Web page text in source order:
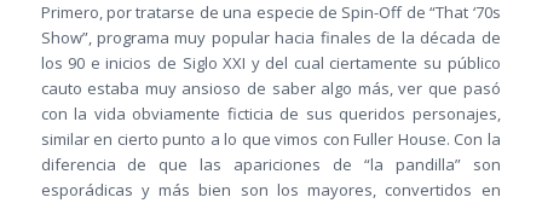
Primero, por tratarse de una especie de Spin-Off de “That ‘70s
Show”, programa muy popular hacia finales de la década de
los 90 e inicios de Siglo XXI y del cual ciertamente su público
cauto estaba muy ansioso de saber algo más, ver que pasó
con la vida obviamente ficticia de sus queridos personajes,
similar en cierto punto a lo que vimos con Fuller House. Con la
diferencia de que las apariciones de “la pandilla” son
esporádicas y más bien son los mayores, convertidos en